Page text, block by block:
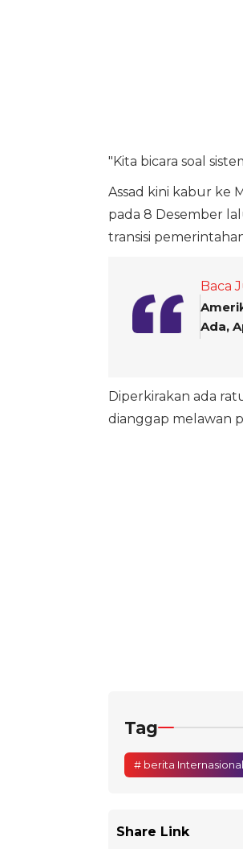
"Kita bicara soal
Assad kini kabur ke
pada 8 Desember
transisi
Baca
Ada,
Diperkirakan ada
dianggap melawan
Tag
# berita Internasional
Share Link